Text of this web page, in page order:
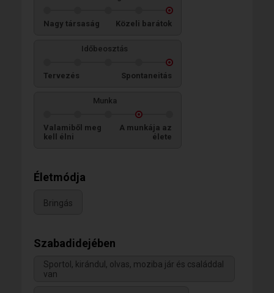
Nagy társaság Közeli barátok
Időbeosztás
Tervezés Spontaneitás
Munka
Valamiből meg
kell élni
A munkája az
élete
Életmódja
Bringás
Szabadidejében
Sportol, kirándul, olvas, moziba jár és családdal
van